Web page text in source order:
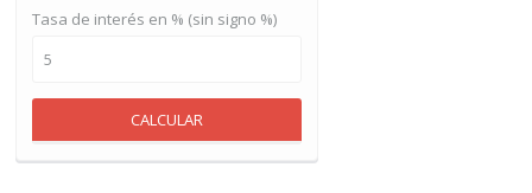
Tasa de interés en % (sin signo %)
CALCULAR